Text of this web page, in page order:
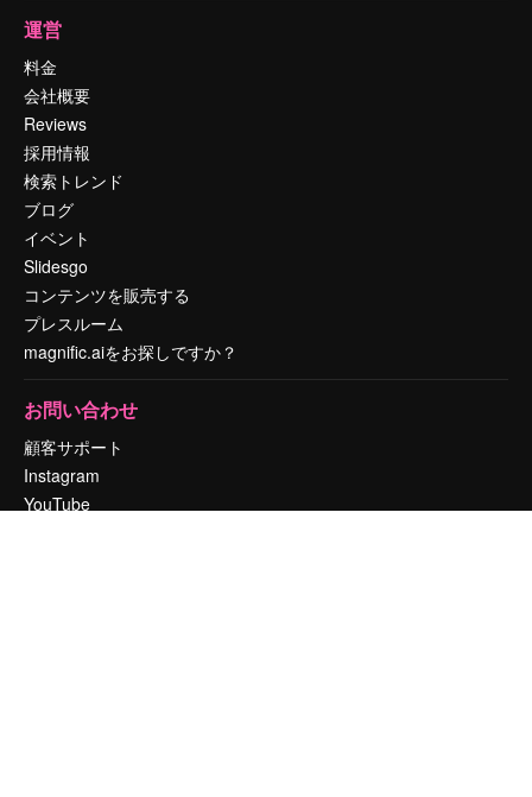
運営
料金
会社概要
Reviews
採用情報
検索トレンド
ブログ
イベント
Slidesgo
コンテンツを販売する
プレスルーム
magnific.aiをお探しですか？
お問い合わせ
顧客サポート
Instagram
YouTube